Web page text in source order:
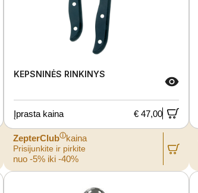
KEPSNINĖS RINKINYS
Įprasta kaina € 47,00
ZepterClubⓘkaina
Prisijunkite ir pirkite
nuo -5% iki -40%